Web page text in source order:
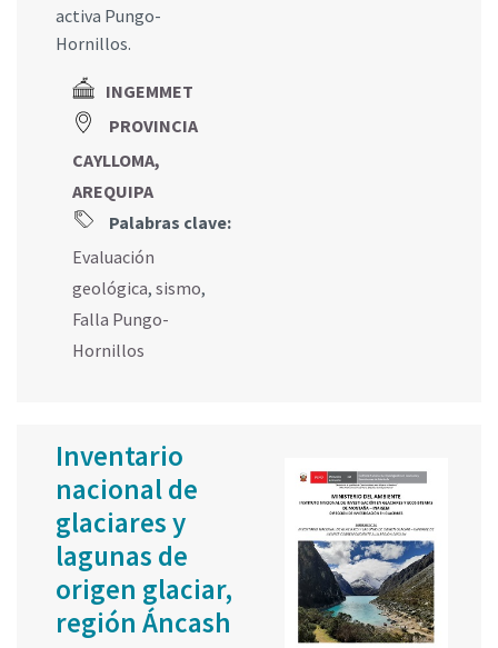
activa Pungo-
Hornillos.
INGEMMET
PROVINCIA
CAYLLOMA,
AREQUIPA
Palabras clave:
Evaluación
geológica, sismo,
Falla Pungo-
Hornillos
Inventario
nacional de
glaciares y
lagunas de
origen glaciar,
región Áncash